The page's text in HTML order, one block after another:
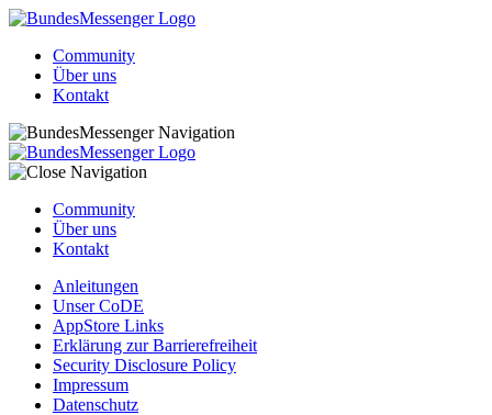
Community
Über uns
Kontakt
Community
Über uns
Kontakt
Anleitungen
Unser CoDE
AppStore Links
Erklärung zur Barrierefreiheit
Security Disclosure Policy
Impressum
Datenschutz